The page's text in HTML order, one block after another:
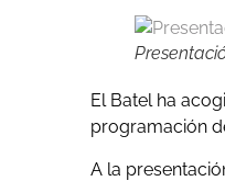
El Batel ha
programación
A la